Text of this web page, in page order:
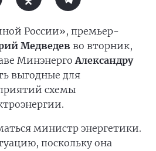
России», премьер-
Медведев во вторник,
МинэнергоАлександру
выгодные для
схемы
министр энергетики.
поскольку она